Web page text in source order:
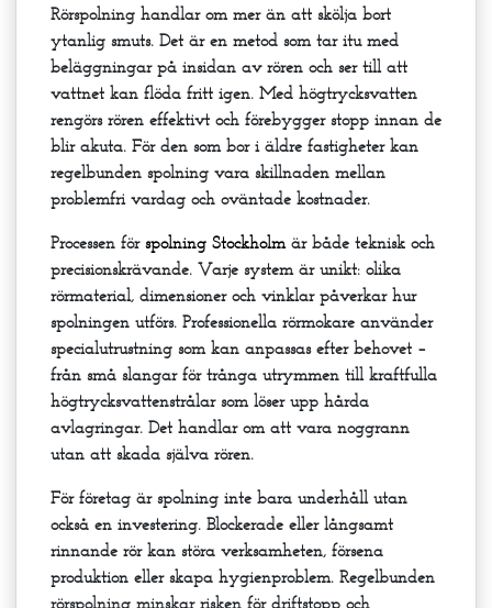
Rörspolning handlar om mer än att skölja bort
ytanlig smuts. Det är en metod som tar itu med
beläggningar på insidan av rören och ser till att
vattnet kan flöda fritt igen. Med högtrycksvatten
rengörs rören effektivt och förebygger stopp innan de
blir akuta. För den som bor i äldre fastigheter kan
regelbunden spolning vara skillnaden mellan
problemfri vardag och oväntade kostnader.
Processen för spolning Stockholmär både teknisk och
precisionskrävande. Varje system är unikt: olika
rörmaterial, dimensioner och vinklar påverkar hur
spolningen utförs. Professionella rörmokare använder
specialutrustning som kan anpassas efter behovet –
från små slangar för trånga utrymmen till kraftfulla
högtrycksvattenstrålar som löser upp hårda
avlagringar. Det handlar om att vara noggrann
utan att skada själva rören.
För företag är spolning inte bara underhåll utan
också en investering. Blockerade eller långsamt
rinnande rör kan störa verksamheten, försena
produktion eller skapa hygienproblem. Regelbunden
rörspolning minskar risken för driftstopp och